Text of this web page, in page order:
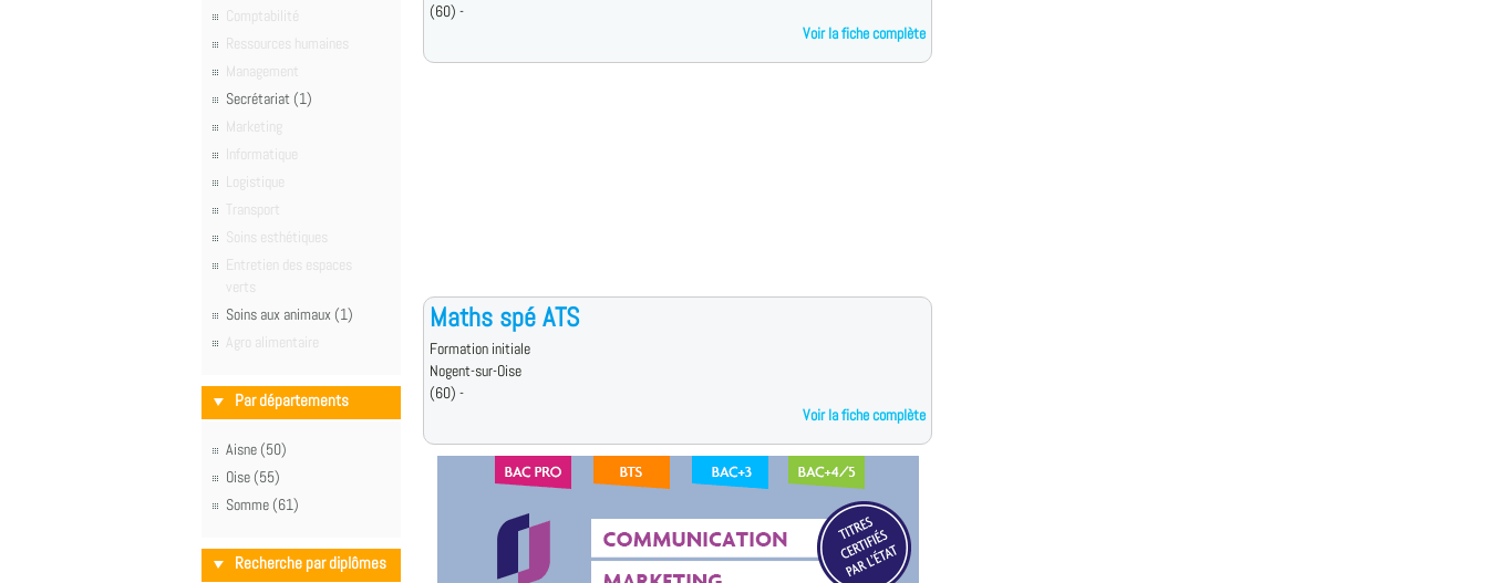
Comptabilité
Ressources humaines
Management
Secrétariat (1)
Marketing
Informatique
Logistique
Transport
Soins esthétiques
Entretien des espaces
verts
Soins aux animaux (1)
Agro alimentaire
Par départements
Aisne (50)
Oise (55)
Somme (61)
Recherche par diplômes
(60) -
Voir la fiche complète
Maths spé ATS
Formation initiale
Nogent-sur-Oise
(60) -
Voir la fiche complète